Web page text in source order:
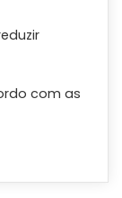
com as